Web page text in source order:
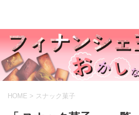
HOME > スナック菓子